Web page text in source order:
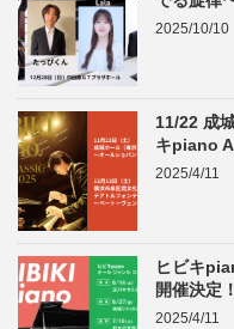
2025/10/10
11/22 成
キpiano
2025/4/11
ヒビキ
開催決定！
2025/4/11